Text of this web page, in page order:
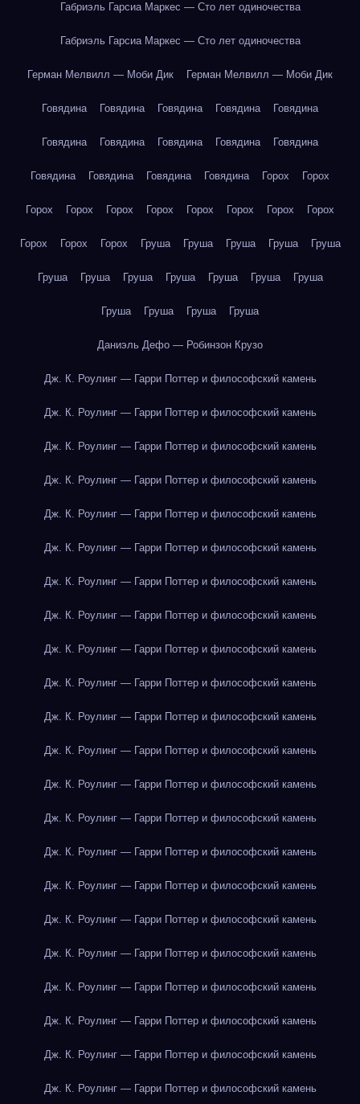
Габриэль Гарсиа Маркес — Сто лет одиночества
Габриэль Гарсиа Маркес — Сто лет одиночества
Герман Мелвилл — Моби Дик Герман Мелвилл — Моби Дик
Говядина Говядина Говядина Говядина Говядина
Говядина Говядина Говядина Говядина Говядина
Говядина Говядина Говядина Говядина Горох Горох
Горох Горох Горох Горох Горох Горох Горох Горох
Горох Горох Горох Груша Груша Груша Груша Груша
Груша Груша Груша Груша Груша Груша Груша
Груша Груша Груша Груша
Даниэль Дефо — Робинзон Крузо
Дж. К. Роулинг — Гарри Поттер и философский камень
Дж. К. Роулинг — Гарри Поттер и философский камень
Дж. К. Роулинг — Гарри Поттер и философский камень
Дж. К. Роулинг — Гарри Поттер и философский камень
Дж. К. Роулинг — Гарри Поттер и философский камень
Дж. К. Роулинг — Гарри Поттер и философский камень
Дж. К. Роулинг — Гарри Поттер и философский камень
Дж. К. Роулинг — Гарри Поттер и философский камень
Дж. К. Роулинг — Гарри Поттер и философский камень
Дж. К. Роулинг — Гарри Поттер и философский камень
Дж. К. Роулинг — Гарри Поттер и философский камень
Дж. К. Роулинг — Гарри Поттер и философский камень
Дж. К. Роулинг — Гарри Поттер и философский камень
Дж. К. Роулинг — Гарри Поттер и философский камень
Дж. К. Роулинг — Гарри Поттер и философский камень
Дж. К. Роулинг — Гарри Поттер и философский камень
Дж. К. Роулинг — Гарри Поттер и философский камень
Дж. К. Роулинг — Гарри Поттер и философский камень
Дж. К. Роулинг — Гарри Поттер и философский камень
Дж. К. Роулинг — Гарри Поттер и философский камень
Дж. К. Роулинг — Гарри Поттер и философский камень
Дж. К. Роулинг — Гарри Поттер и философский камень